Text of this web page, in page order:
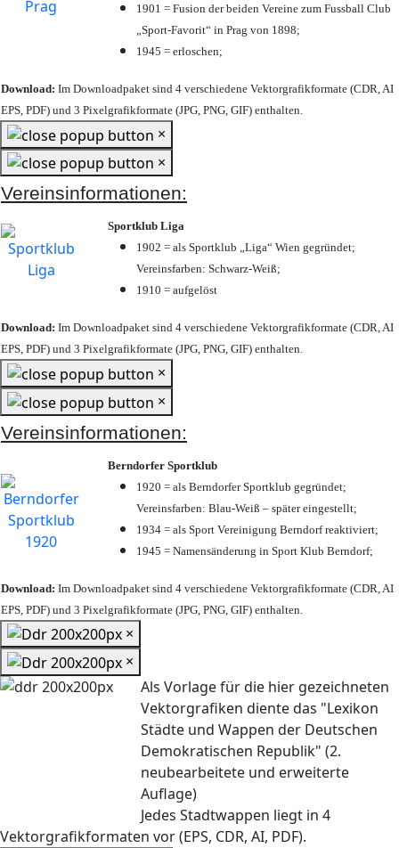
1901 = Fusion der beiden Vereine zum Fussball Club
„Sport-Favorit“ in Prag von 1898;
1945 = erloschen;
Download: Im Downloadpaket sind 4 verschiedene Vektorgrafikformate (CDR, AI
EPS, PDF) und 3 Pixelgrafikformate (JPG, PNG, GIF) enthalten.
×
×
Vereinsinformationen:
Sportklub Liga
1902 = als Sportklub „Liga“ Wien gegründet;
Vereinsfarben: Schwarz-Weiß;
1910 = aufgelöst
Download: Im Downloadpaket sind 4 verschiedene Vektorgrafikformate (CDR, AI
EPS, PDF) und 3 Pixelgrafikformate (JPG, PNG, GIF) enthalten.
×
×
Vereinsinformationen:
Berndorfer Sportklub
1920 = als Berndorfer Sportklub gegründet;
Vereinsfarben: Blau-Weiß – später eingestellt;
1934 = als Sport Vereinigung Berndorf reaktiviert;
1945 = Namensänderung in Sport Klub Berndorf;
Download: Im Downloadpaket sind 4 verschiedene Vektorgrafikformate (CDR, AI
EPS, PDF) und 3 Pixelgrafikformate (JPG, PNG, GIF) enthalten.
×
×
Als Vorlage für die hier gezeichneten
Vektorgrafiken diente das "Lexikon
Städte und Wappen der Deutschen
Demokratischen Republik" (2.
neubearbeitete und erweiterte
Auflage)
Jedes Stadtwappen liegt in 4
Vektorgrafikformaten vor (EPS, CDR, AI, PDF).